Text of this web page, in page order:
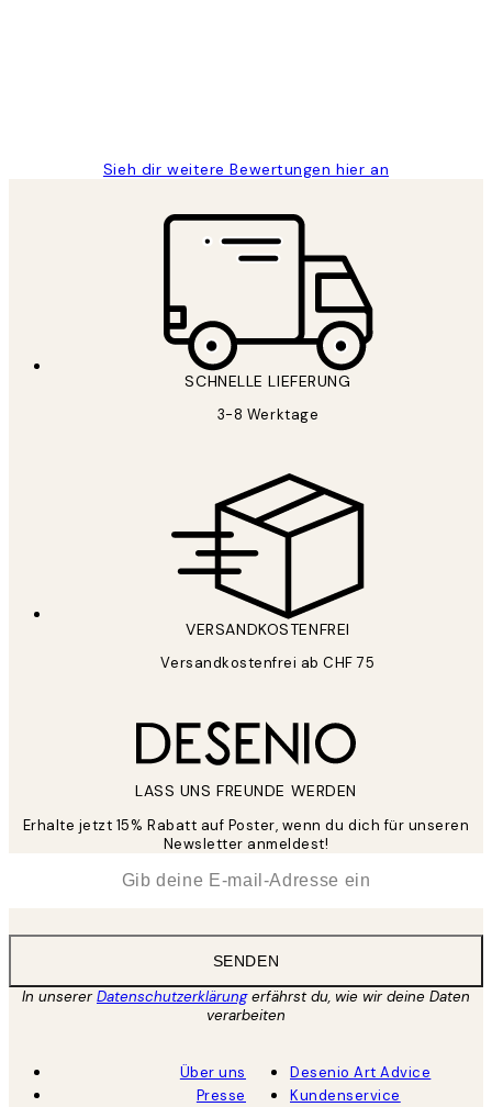
Sieh dir weitere Bewertungen hier an
SCHNELLE LIEFERUNG
3-8 Werktage
VERSANDKOSTENFREI
Versandkostenfrei ab CHF 75
LASS UNS FREUNDE WERDEN
Erhalte jetzt 15% Rabatt auf Poster, wenn du dich für unseren
Newsletter anmeldest!
SENDEN
In unsererDatenschutzerklärungerfährst du, wie wir deine Daten
verarbeiten
Über uns
Presse
Desenio Art Advice
Kundenservice